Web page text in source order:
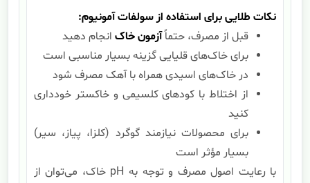
نکات طلایی برای استفاده از سولفات آمونیوم:
قبل از مصرف، حتماًآزمون خاکانجام دهید
برای خاک‌های قلیایی گزینه بسیار مناسبی است
در خاک‌های اسیدی همراه با آهک مصرف شود
از اختلاط با کودهای کلسیمی و خاکستر خودداری
کنید
برای محصولات نیازمند گوگرد (کلزا، پیاز، سیر)
بسیار مؤثر است
با رعایت اصول مصرف و توجه به pH خاک، می‌توان از